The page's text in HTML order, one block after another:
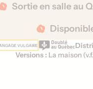
Sortie en salle au
VULGAIRE
V
Versions : La maison (v.f.